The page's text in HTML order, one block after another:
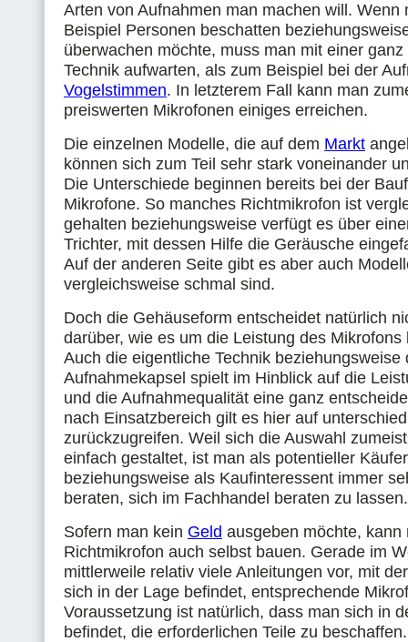
Arten von Aufnahmen man machen will. Wenn
Beispiel Personen beschatten
überwachen möchte, muss man mit einer ganz
Technik aufwarten, als zum Beispiel bei der
Vogelstimmen. In letzterem Fall kann man
preiswerten Mikrofonen einiges erreichen.
Die einzelnen Modelle, die auf dem Markt
können sich zum Teil sehr stark voneinander
Die Unterschiede beginnen bereits bei der
Mikrofone. So manches Richtmikrofon ist
gehalten beziehungsweise verfügt es über
Trichter, mit dessen Hilfe die Geräusche
Auf der anderen Seite gibt es aber auch
vergleichsweise schmal sind.
Doch die Gehäuseform entscheidet natürlich
darüber, wie es um die Leistung des Mikrofons
Auch die eigentliche Technik beziehungsweise
Aufnahmekapsel spielt im Hinblick auf die
und die Aufnahmequalität eine ganz
nach Einsatzbereich gilt es hier auf
zurückzugreifen. Weil sich die Auswahl
einfach gestaltet, ist man als potentieller Käufer
beziehungsweise als Kaufinteressent immer
beraten, sich im Fachhandel beraten zu lassen.
Sofern man kein Geld ausgeben möchte, kann
Richtmikrofon auch selbst bauen. Gerade im
mittlerweile relativ viele Anleitungen vor, mit
sich in der Lage befindet, entsprechende
Voraussetzung ist natürlich, dass man sich in
befindet, die erforderlichen Teile zu